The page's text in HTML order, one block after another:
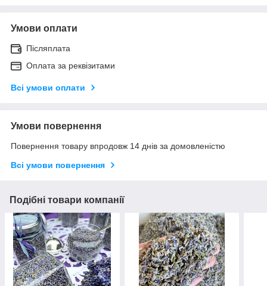
Умови оплати
Післяплата
Оплата за реквізитами
Всі умови оплати
Умови повернення
Повернення товару впродовж 14 днів за домовленістю
Всі умови повернення
Подібні товари компанії